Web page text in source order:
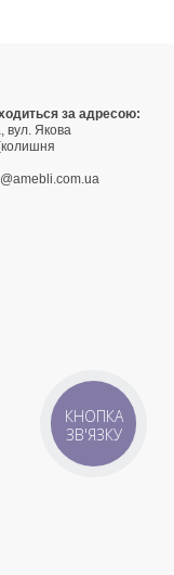
за адресою:
вул. Якова
КНОПКА
ЗВ'ЯЗКУ